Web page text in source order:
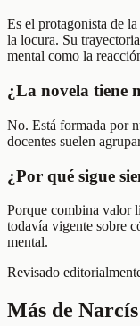
Es el protagonista de
la locura. Su
mental como la
¿La novela tiene
No. Está formada por
docentes suelen
¿Por qué sigue
Porque combina valor
todavía vigente sobre
mental.
Revisado
Más de